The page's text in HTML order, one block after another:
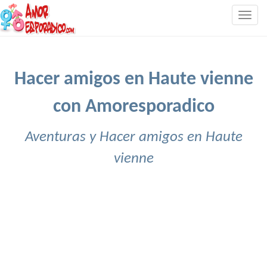
Hacer amigos en Haute vienne
con Amoresporadico
Aventuras y Hacer amigos en Haute
vienne